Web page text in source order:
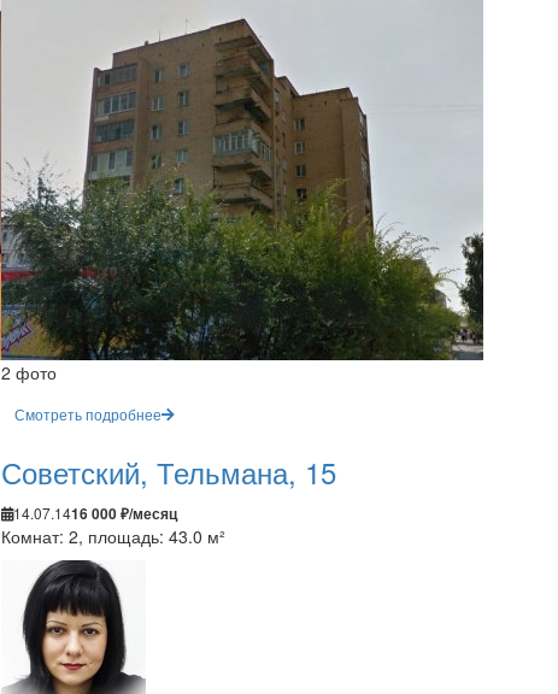
2 фото
Смотреть подробнее
Советский, Тельмана, 15
14.07.1416 000 ₽/месяц
Комнат: 2, площадь: 43.0 м²